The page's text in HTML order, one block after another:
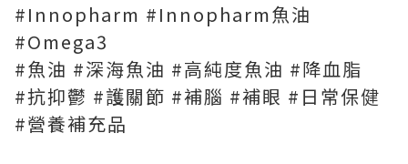
#Innopharm #Innopharm魚油
#Omega3
#魚油 #深海魚油 #高純度魚油 #降血脂
#抗抑鬱 #護關節 #補腦 #補眼 #日常保健
#營養補充品